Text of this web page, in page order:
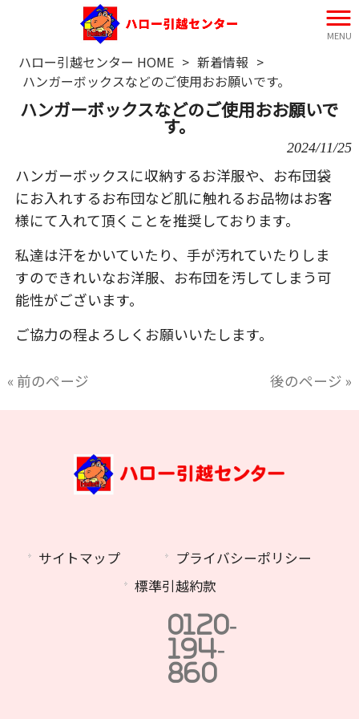
MENU
ハロー引越センター HOME > 新着情報 >
ハンガーボックスなどのご使用おお願いです。
ハンガーボックスなどのご使用おお願いで
す。
2024/11/25
ハンガーボックスに収納するお洋服や、お布団袋
にお入れするお布団など肌に触れるお品物はお客
様にて入れて頂くことを推奨しております。
私達は汗をかいていたり、手が汚れていたりしま
すのできれいなお洋服、お布団を汚してしまう可
能性がございます。
ご協力の程よろしくお願いいたします。
« 前のページ 後のページ »
サイトマップ
プライバシーポリシー
標準引越約款
0120-
194-
860